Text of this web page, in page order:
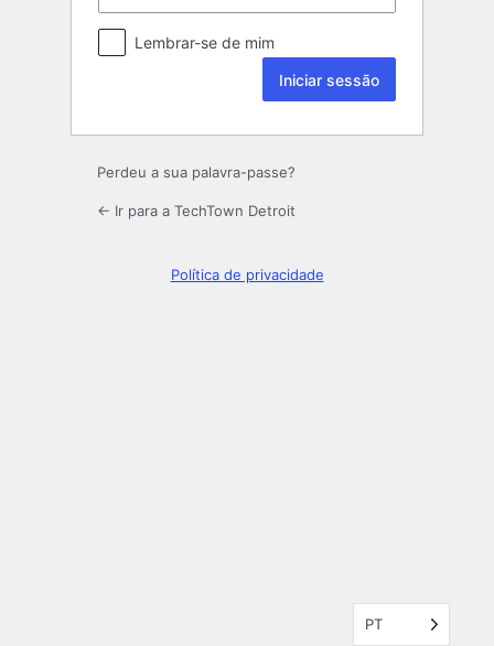
Lembrar-se de mim
Perdeu a sua palavra-passe?
← Ir para a TechTown Detroit
Política de privacidade
PT